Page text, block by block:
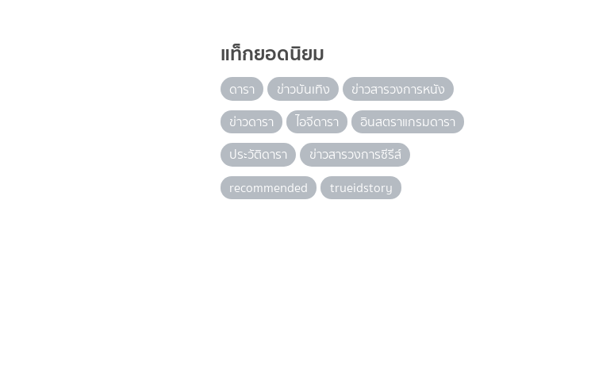
แท็กยอดนิยม
ดารา ข่าวบันเทิง
ข่าวสารวงการหนัง
ข่าวดารา
ไอจีดารา
อินสตราแกรมดารา
ประวัติดารา
ข่าวสารวงการซีรีส์
recommended
trueidstory